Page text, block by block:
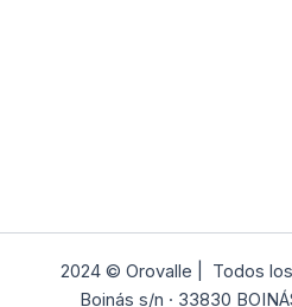
2024 © Orovalle | Todos
Boinás s/n · 33830